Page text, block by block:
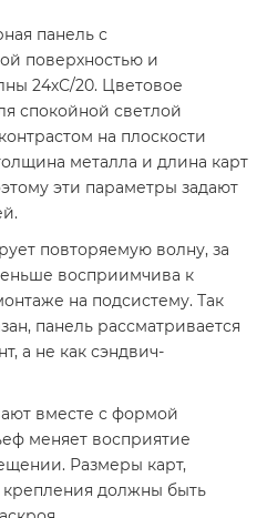
панель с
поверхностью и
24хС/20. Цветовое
спокойной светлой
на плоскости
металла и длина карт
эти параметры задают
повторяемую волну, за
восприимчива к
на подсистему. Так
панель рассматривается
а не как сэндвич-
вместе с формой
меняет восприятие
Размеры карт,
должны быть